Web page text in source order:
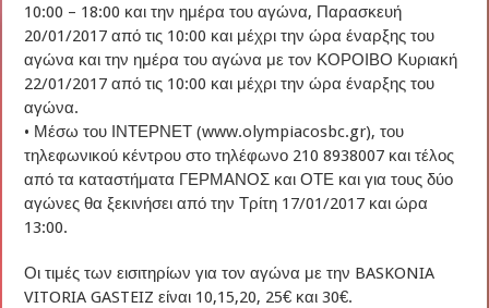
10:00 – 18:00 και την ημέρα του αγώνα, Παρασκευή
20/01/2017 από τις 10:00 και μέχρι την ώρα έναρξης του
αγώνα και την ημέρα του αγώνα με τον ΚΟΡΟΙΒΟ Κυριακή
22/01/2017 από τις 10:00 και μέχρι την ώρα έναρξης του
αγώνα.
• Μέσω του ΙΝΤΕΡΝΕΤ (www.olympiacosbc.gr), του
τηλεφωνικού κέντρου στο τηλέφωνο 210 8938007 και τέλος
από τα καταστήματα ΓΕΡΜΑΝΟΣ και ΟΤΕ και για τους δύο
αγώνες θα ξεκινήσει από την Τρίτη 17/01/2017 και ώρα
13:00.
Οι τιμές των εισιτηρίων για τον αγώνα με την BASKONIA
VITORIA GASTEIZ είναι 10,15,20, 25€ και 30€.